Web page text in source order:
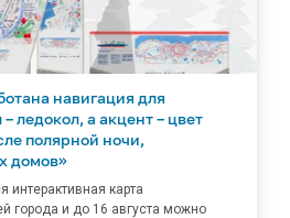
навигация для
ледокол, а акцент – цвет
полярной ночи,
домов»
интерактивная карта
города и до 16 августа можно